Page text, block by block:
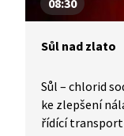
08:30
Sůl nad zlato
Sůl – chlorid
ke zlepšení
řídící transport